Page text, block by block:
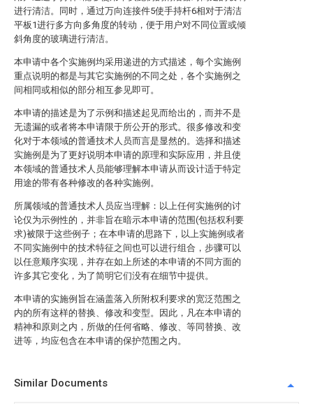
进行清洁。同时，通过万向连接件5使手持杆6相对于清洁
平板1进行多方向多角度的转动，便于用户对不同位置或倾
斜角度的玻璃进行清洁。
本申请中各个实施例均采用递进的方式描述，每个实施例
重点说明的都是与其它实施例的不同之处，各个实施例之
间相同或相似的部分相互参见即可。
本申请的描述是为了示例和描述起见而给出的，而并不是
无遗漏的或者将本申请限于所公开的形式。很多修改和变
化对于本领域的普通技术人员而言是显然的。选择和描述
实施例是为了更好说明本申请的原理和实际应用，并且使
本领域的普通技术人员能够理解本申请从而设计适于特定
用途的带有各种修改的各种实施例。
所属领域的普通技术人员应当理解：以上任何实施例的讨
论仅为示例性的，并非旨在暗示本申请的范围(包括权利要
求)被限于这些例子；在本申请的思路下，以上实施例或者
不同实施例中的技术特征之间也可以进行组合，步骤可以
以任意顺序实现，并存在如上所述的本申请的不同方面的
许多其它变化，为了简明它们没有在细节中提供。
本申请的实施例旨在涵盖落入所附权利要求的宽泛范围之
内的所有这样的替换、修改和变型。因此，凡在本申请的
精神和原则之内，所做的任何省略、修改、等同替换、改
进等，均应包含在本申请的保护范围之内。
Similar Documents